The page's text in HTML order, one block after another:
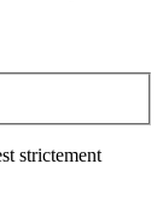
strictement